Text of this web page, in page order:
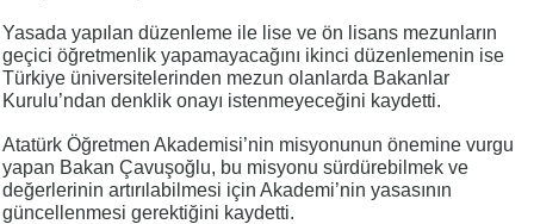
Yasada yapılan düzenleme ile lise ve ön lisans mezunların
geçici öğretmenlik yapamayacağını ikinci düzenlemenin ise
Türkiye üniversitelerinden mezun olanlarda Bakanlar
Kurulu’ndan denklik onayı istenmeyeceğini kaydetti.
Atatürk Öğretmen Akademisi’nin misyonunun önemine vurgu
yapan Bakan Çavuşoğlu, bu misyonu sürdürebilmek ve
değerlerinin artırılabilmesi için Akademi’nin yasasının
güncellenmesi gerektiğini kaydetti.